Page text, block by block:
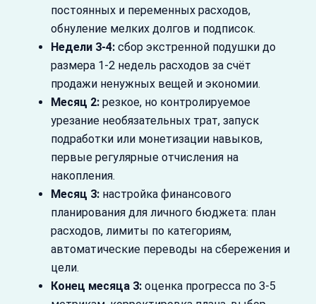
постоянных и переменных расходов,
обнуление мелких долгов и подписок.
Недели 3-4: сбор экстренной подушки до
размера 1-2 недель расходов за счёт
продажи ненужных вещей и экономии.
Месяц 2: резкое, но контролируемое
урезание необязательных трат, запуск
подработки или монетизации навыков,
первые регулярные отчисления на
накопления.
Месяц 3: настройка финансового
планирования для личного бюджета: план
расходов, лимиты по категориям,
автоматические переводы на сбережения и
цели.
Конец месяца 3: оценка прогресса по 3-5